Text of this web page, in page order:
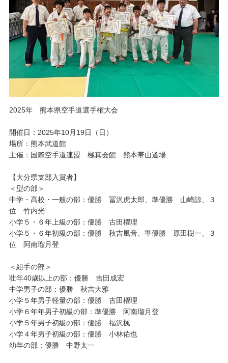
2025年 熊本県空手道選手権大会
開催日：2025年10月19日（日）
場所：熊本武道館
主催：国際空手道連盟 極真会館 熊本帯山道場
【大分県支部入賞者】
＜型の部＞
中学・高校・一般の部：優勝 冨沢虎太郎、準優勝 山崎諒、３
位 竹内光
小学５・６年上級の部：優勝 古田櫂理
小学５・６年初級の部：優勝 秋吉風音、準優勝 原田樹一、３
位 阿南瑠月登
＜組手の部＞
壮年40歳以上の部：優勝 吉田成宏
中学男子の部：優勝 秋吉大雅
小学５年男子軽量の部：優勝 古田櫂理
小学６年年男子初級の部：準優勝 阿南瑠月登
小学５年男子初級の部：優勝 福沢楓
小学４年男子初級の部：優勝 小林佑也
幼年の部：優勝 中野太一